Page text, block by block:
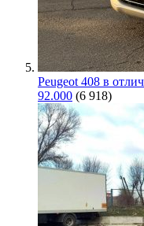
Peugeot 408 в
92.000 (6 918)